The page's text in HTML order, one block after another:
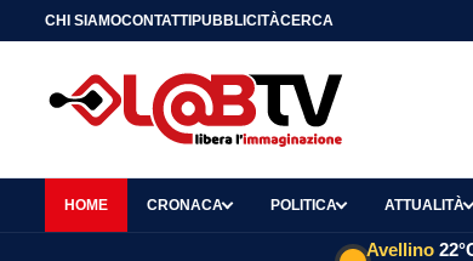
CHI SIAMOCONTATTIPUBBLICITÀCERCA
HOME CRONACA POLITICA ATTUALITÀ
Avellino